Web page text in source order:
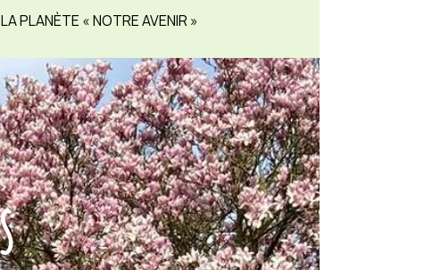
LA PLANÈTE « NOTRE AVENIR »